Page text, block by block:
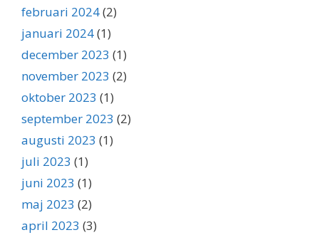
februari 2024(2)
januari 2024(1)
december 2023 (1)
november 2023 (2)
oktober 2023 (1)
september 2023 (2)
augusti 2023 (1)
juli 2023 (1)
juni 2023 (1)
maj 2023 (2)
april 2023 (3)